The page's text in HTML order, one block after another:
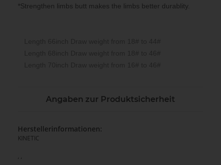
*Strengthen limbs butt makes the limbs better durablity.
Angaben zur Produktsicherheit
Herstellerinformationen:
KINETIC
, ,